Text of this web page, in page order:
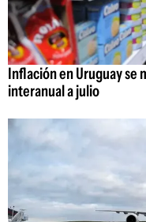
Inflación en Uruguay se
interanual a julio